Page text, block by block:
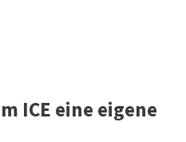
ICE eine eigene